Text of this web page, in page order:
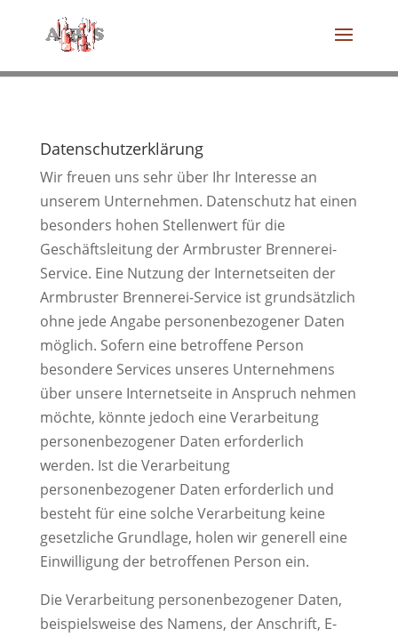
Datenschutzerklärung
Wir freuen uns sehr über Ihr Interesse an
unserem Unternehmen. Datenschutz hat einen
besonders hohen Stellenwert für die
Geschäftsleitung der Armbruster Brennerei-
Service. Eine Nutzung der Internetseiten der
Armbruster Brennerei-Service ist grundsätzlich
ohne jede Angabe personenbezogener Daten
möglich. Sofern eine betroffene Person
besondere Services unseres Unternehmens
über unsere Internetseite in Anspruch nehmen
möchte, könnte jedoch eine Verarbeitung
personenbezogener Daten erforderlich
werden. Ist die Verarbeitung
personenbezogener Daten erforderlich und
besteht für eine solche Verarbeitung keine
gesetzliche Grundlage, holen wir generell eine
Einwilligung der betroffenen Person ein.
Die Verarbeitung personenbezogener Daten,
beispielsweise des Namens, der Anschrift, E-